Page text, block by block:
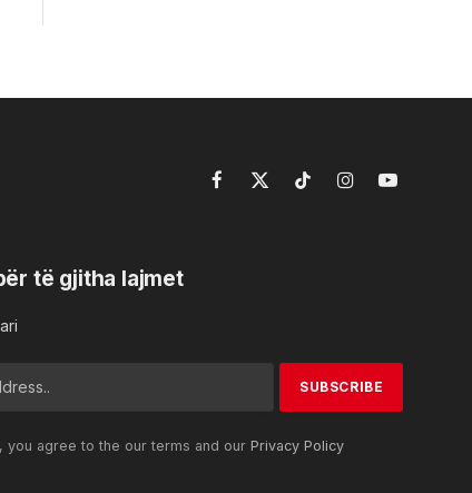
Facebook
X
TikTokInstagramYouTube
të gjitha lajmet
you agree to the our terms and our Privacy Policy